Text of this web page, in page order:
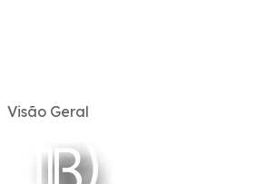
Visão Geral